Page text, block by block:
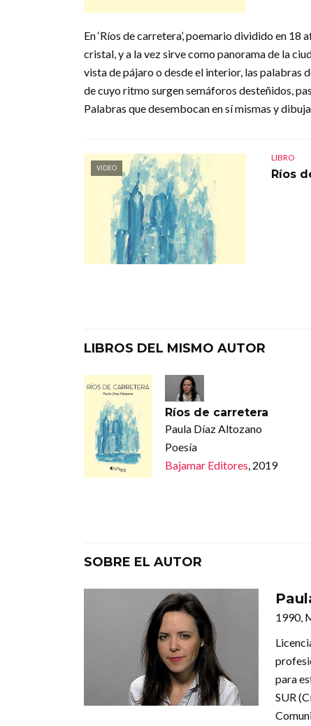
En ‘Ríos de carretera’, poemario dividido en
cristal, y a la vez sirve como panorama de la
vista de pájaro o desde el interior, las palabras
de cuyo ritmo surgen semáforos desteñidos,
Palabras que desembocan en sí mismas y
VIDEO
LIBRO
Ríos
LIBROS DEL MISMO AUTOR
Ríos de carretera
Paula Díaz Altozano
Poesía
Bajamar Editores, 2019
SOBRE EL AUTOR
1990,
para
SUR